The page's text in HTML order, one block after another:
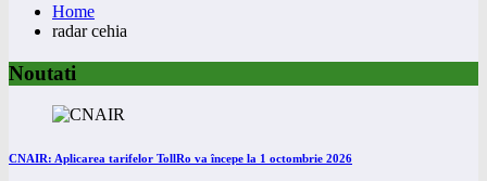
Home
radar cehia
Noutati
CNAIR: Aplicarea tarifelor TollRo va începe la 1 octombrie 2026